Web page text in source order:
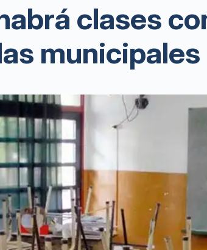
clases
municipales